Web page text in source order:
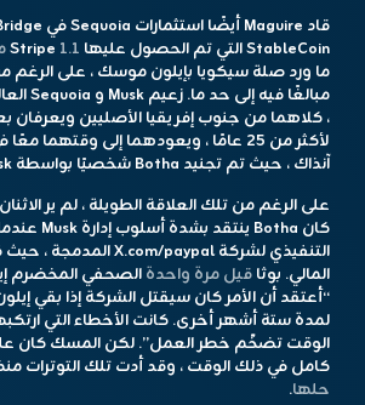
StableCoin التي تم الحصول عليها Stripe
1.1 مليار دولار
ما ورد صلة سيكويا بإيلون موسك ، على الرغم
، كلاهما من جنوب إفريقيا الأصليين
آنذاك ، حيث تم تجنيد Botha شخصيًا بواسطة Musk.
على الرغم من تلك العلاقة الطويلة ، لم ير
المالي. بوثاقيل مرة واحدةالصحفي المخضرم
“أعتقد أن الأمر كان سيقتل الشركة إذا بقي
لمدة ستة أشهر أخرى. كانت الأخطاء التي
الوقت تضخّم خطر العمل”. لكن المسك كان
كامل في ذلك الوقت ، وقد أدت تلك التوترات
حلها.